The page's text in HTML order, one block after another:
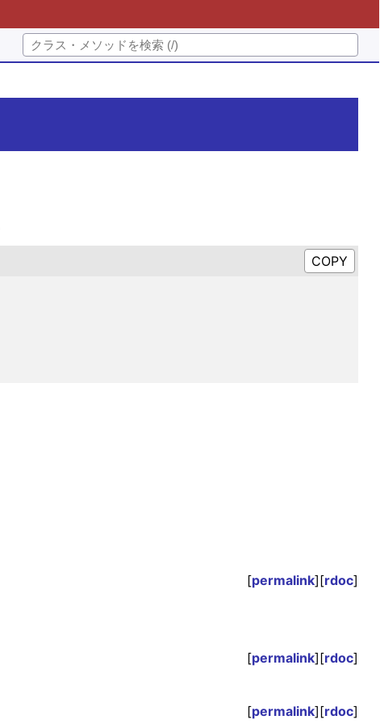
[permalink][rdoc]
[permalink][rdoc]
[permalink][rdoc]